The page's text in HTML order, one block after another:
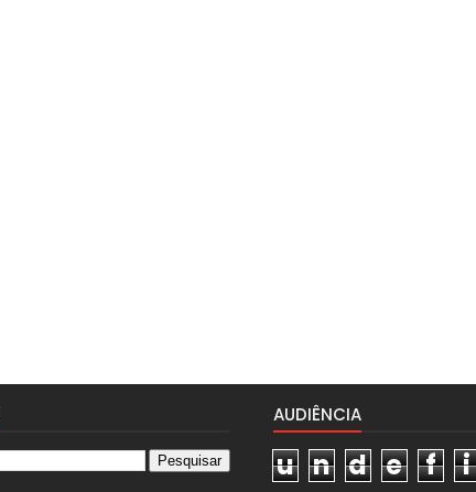
AUDIÊNCIA
u n d e f i